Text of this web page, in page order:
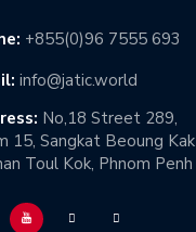
+855(0)96 7555 693
info@jatic.world
No,18 Street 289,
15, Sangkat Beoung Kak
Toul Kok, Phnom Penh